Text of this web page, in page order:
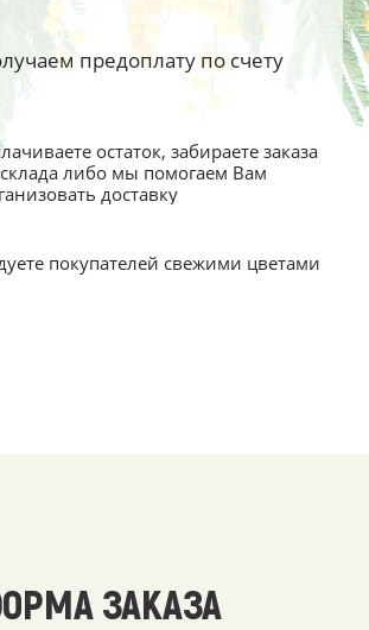
предоплату по счету
остаток, забираете заказа
либо мы помогаем Вам
доставку
покупателей свежими цветами
ЗАКАЗА